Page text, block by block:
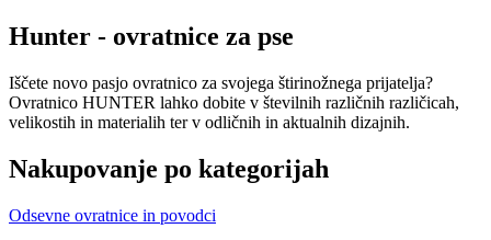
Hunter - ovratnice za pse
Iščete novo pasjo ovratnico za svojega štirinožnega prijatelja?
Ovratnico HUNTER lahko dobite v številnih različnih različicah,
velikostih in materialih ter v odličnih in aktualnih dizajnih.
Nakupovanje po kategorijah
Odsevne ovratnice in povodci